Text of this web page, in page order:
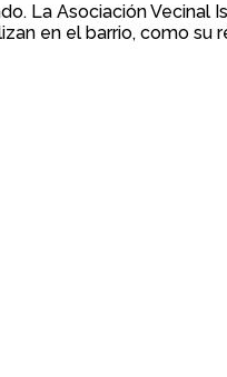
La Asociación
en el barrio, como su